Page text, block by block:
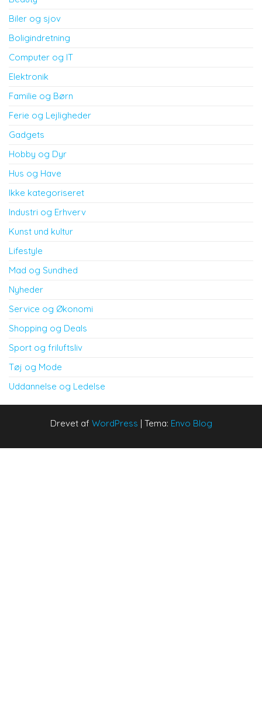
Biler og sjov
Boligindretning
Computer og IT
Elektronik
Familie og Børn
Ferie og Lejligheder
Gadgets
Hobby og Dyr
Hus og Have
Ikke kategoriseret
Industri og Erhverv
Kunst und kultur
Lifestyle
Mad og Sundhed
Nyheder
Service og Økonomi
Shopping og Deals
Sport og friluftsliv
Tøj og Mode
Uddannelse og Ledelse
Drevet af WordPress | Tema: Envo Blog